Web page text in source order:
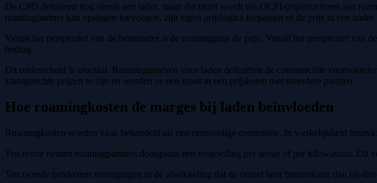
De CPO definieert nog steeds een tarief, maar dat tarief wordt via OCPI-prijsstructuren aan
roamingpartner kan opslagen toevoegen, zijn eigen prijslogica toepassen of de prijs in een ander
Vanuit het perspectief van de bestuurder is de roamingprijs de prijs. Vanuit het perspectief van
bedrag.
Dit onderscheid is cruciaal. Roamingtarieven voor laden definiëren de commerciële
klantgerichte prijzen te zijn en worden ze een input in een prijsketen met meerdere partijen.
Hoe roamingkosten de marges bij laden beïnvloeden
Roamingkosten worden vaak behandeld als een eenvoudige commissie. In werkelijkheid
Ten eerste nemen roamingpartners doorgaans een vergoeding per sessie of per kilowattuur.
Ten tweede betekenen vertragingen in de afwikkeling dat de omzet later binnenkomt dan bij